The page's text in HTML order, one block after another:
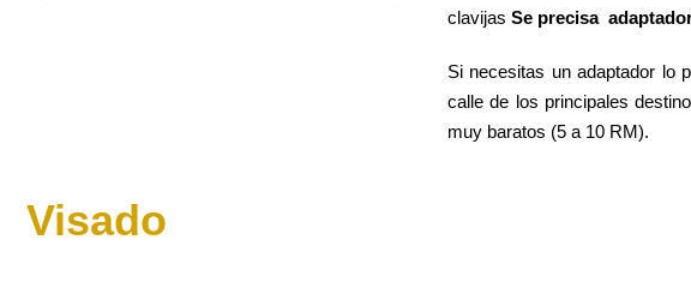
clavijas Se precisa
Si necesitas un adaptador lo
calle de los principales
muy baratos (5 a 10 RM).
Visado